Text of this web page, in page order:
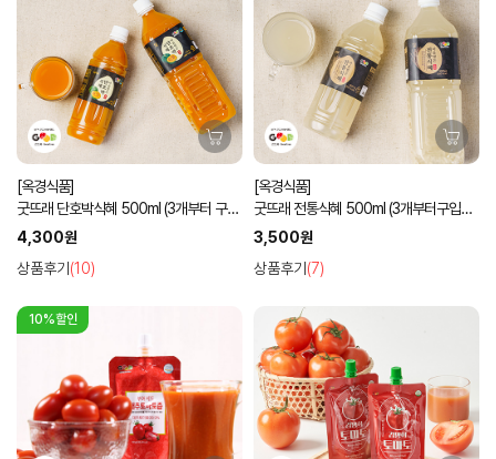
[옥경식품]
굿뜨래 단호박식혜 500ml (3개부터 구입
가능)
4,300원
상품후기 (10)
[옥경식품]
굿뜨래 전통식혜 500ml (3개부터구입가
능)
3,500원
상품후기 (7)
10%할인